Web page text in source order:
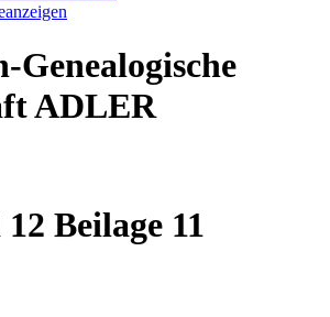
Genealogische
ADLER
Beilage 11